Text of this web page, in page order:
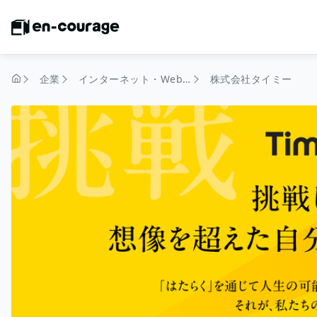
企業 インターネット・Webサービス 株式会社タイミー